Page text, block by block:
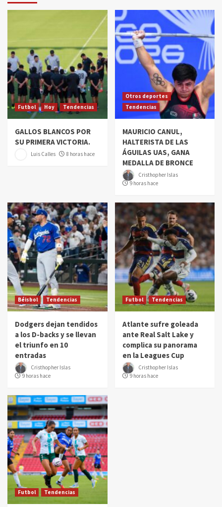
Futbol Hoy Tendencias
GALLOS BLANCOS POR
SU PRIMERA VICTORIA.
Luis Calles 8 horas hace
Otros deportes
Tendencias
MAURICIO CANUL,
HALTERISTA DE LAS
ÁGUILAS UAS, GANA
MEDALLA DE BRONCE
Cristhopher Islas
9 horas hace
Béisbol Tendencias
Dodgers dejan tendidos
a los D-backs y se llevan
el triunfo en 10
entradas
Cristhopher Islas
9 horas hace
Futbol Tendencias
Atlante sufre goleada
ante Real Salt Lake y
complica su panorama
en la Leagues Cup
Cristhopher Islas
9 horas hace
Futbol Tendencias